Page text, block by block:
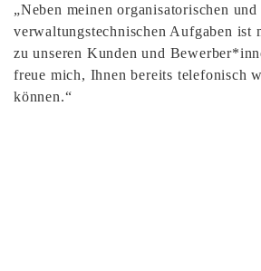
„Neben meinen organisatorischen und
verwaltungstechnischen Aufgaben ist
zu unseren Kunden und
freue mich, Ihnen bereits telefonisch
können.“